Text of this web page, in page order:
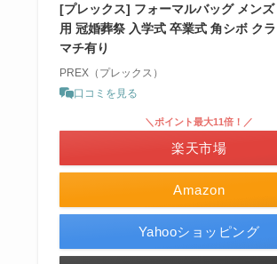
[プレックス] フォーマルバッグ メン
用 冠婚葬祭 入学式 卒業式 角シボ ク
マチ有り
PREX（プレックス）
口コミを見る
Amazon
＼ポイント最大11倍！／
楽天市場
Yahooショッピング